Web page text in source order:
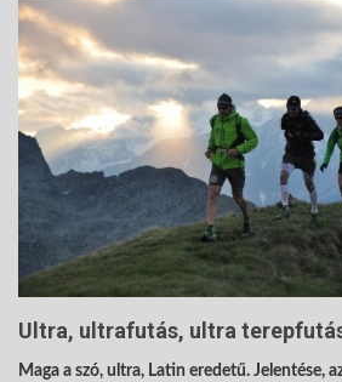
Ultra, ultrafutás, ultra
Maga a szó, ultra, Latin eredetű. Jelentése,